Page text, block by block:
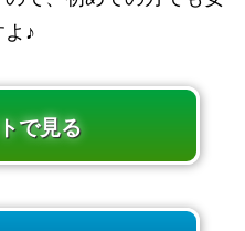
♪
で見る